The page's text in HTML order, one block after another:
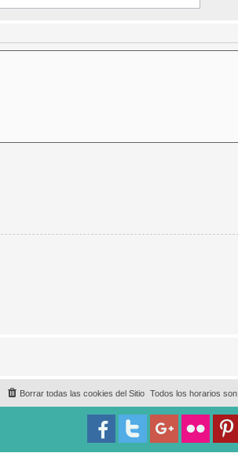
Todos los horarios son
Borrar todas las cookies del Sitio